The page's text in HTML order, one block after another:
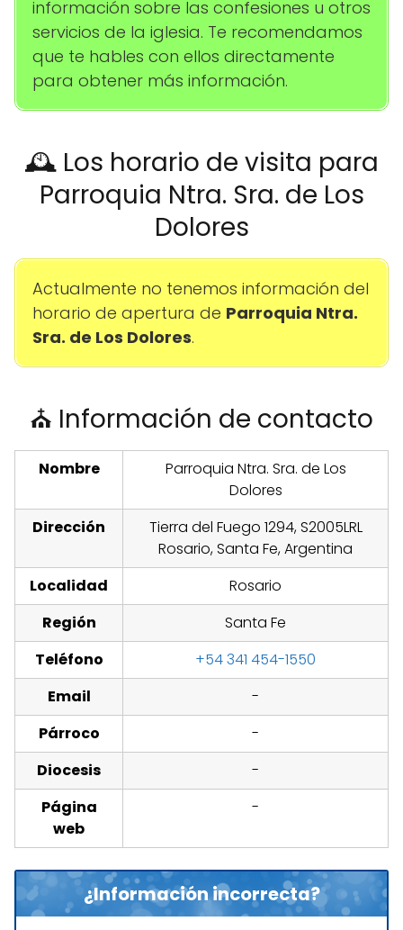
información sobre las confesiones u otros
servicios de la iglesia. Te recomendamos
que te hables con ellos directamente
para obtener más información.
🕰️ Los horario de visita para
Parroquia Ntra. Sra. de Los
Dolores
Actualmente no tenemos información del
horario de apertura de Parroquia Ntra.
Sra. de Los Dolores.
⛪ Información de contacto
Nombre
Parroquia Ntra. Sra. de Los
Dolores
Dirección
Tierra del Fuego 1294, S2005LRL
Rosario, Santa Fe, Argentina
Localidad
Rosario
Región
Santa Fe
Teléfono
+54 341 454-1550
Email
-
Párroco
-
Diocesis
-
Página
web
-
¿Información incorrecta?